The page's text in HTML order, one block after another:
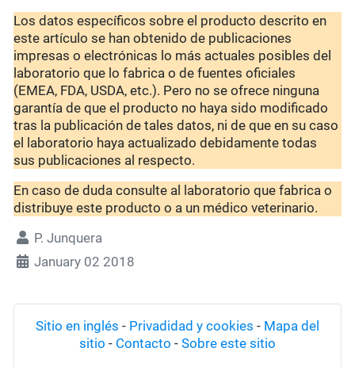
Los datos específicos sobre el producto descrito en
este artículo se han obtenido de publicaciones
impresas o electrónicas lo más actuales posibles del
laboratorio que lo fabrica o de fuentes oficiales
(EMEA, FDA, USDA, etc.). Pero no se ofrece ninguna
garantía de que el producto no haya sido modificado
tras la publicación de tales datos, ni de que en su caso
el laboratorio haya actualizado debidamente todas
sus publicaciones al respecto.
En caso de duda consulte al laboratorio que fabrica o
distribuye este producto o a un médico veterinario.
P. Junquera
January 02 2018
Sitio en inglés - Privadidad y cookies - Mapa del
sitio - Contacto - Sobre este sitio